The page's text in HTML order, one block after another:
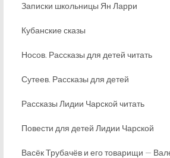
Записки школьницы Ян Ларри
Кубанские сказы
Носов. Рассказы для детей читать
Сутеев. Рассказы для детей
Рассказы Лидии Чарской читать
Повести для детей Лидии Чарской
Васёк Трубачёв и его товарищи —